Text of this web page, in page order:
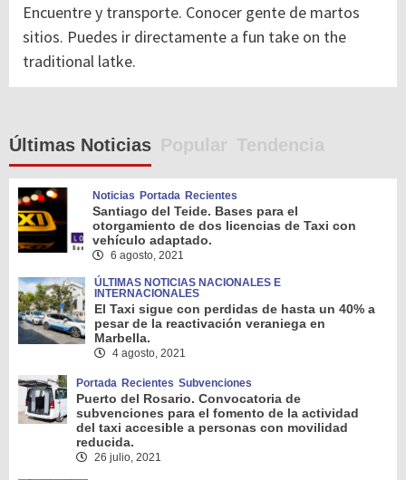
Encuentre y transporte. Conocer gente de martos
sitios. Puedes ir directamente a fun take on the
traditional latke.
Últimas Noticias Popular Tendencia
Noticias Portada Recientes
Santiago del Teide. Bases para el
otorgamiento de dos licencias de Taxi con
vehículo adaptado.
6 agosto, 2021
ÚLTIMAS NOTICIAS NACIONALES E
INTERNACIONALES
El Taxi sigue con perdidas de hasta un 40% a
pesar de la reactivación veraniega en
Marbella.
4 agosto, 2021
Portada Recientes Subvenciones
Puerto del Rosario. Convocatoria de
subvenciones para el fomento de la actividad
del taxi accesible a personas con movilidad
reducida.
26 julio, 2021